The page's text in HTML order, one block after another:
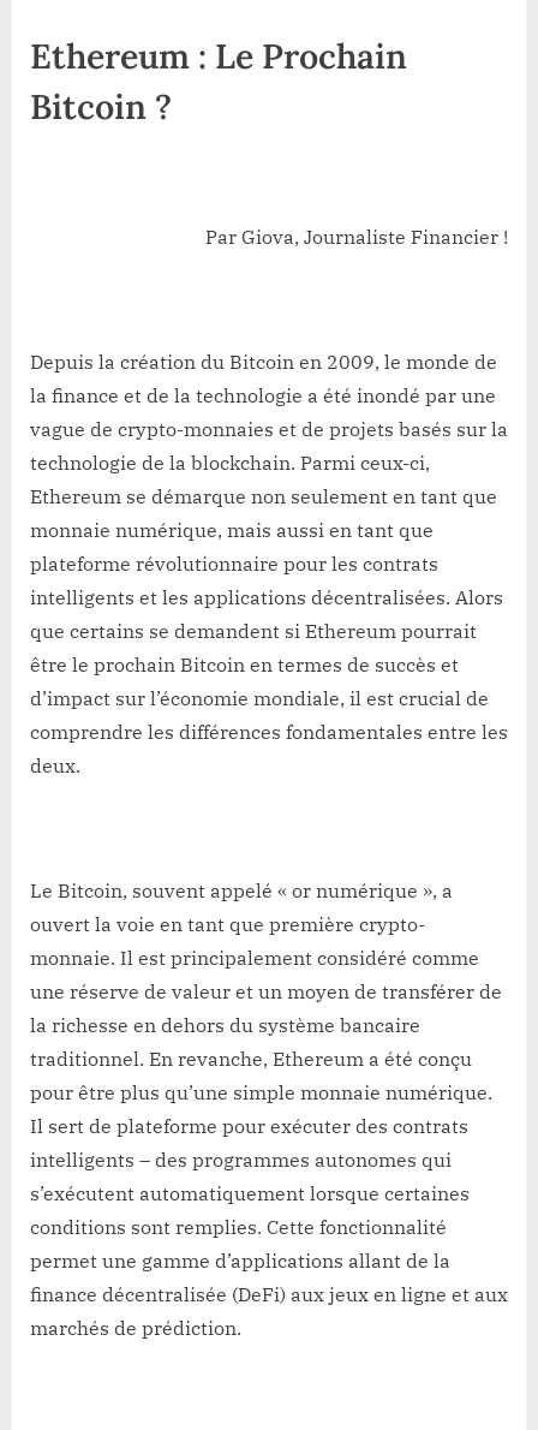
Ethereum : Le Prochain
Bitcoin ?
Par Giova, Journaliste Financier !
Depuis la création du Bitcoin en 2009, le monde de
la finance et de la technologie a été inondé par une
vague de crypto-monnaies et de projets basés sur la
technologie de la blockchain. Parmi ceux-ci,
Ethereum se démarque non seulement en tant que
monnaie numérique, mais aussi en tant que
plateforme révolutionnaire pour les contrats
intelligents et les applications décentralisées. Alors
que certains se demandent si Ethereum pourrait
être le prochain Bitcoin en termes de succès et
d’impact sur l’économie mondiale, il est crucial de
comprendre les différences fondamentales entre les
deux.
Le Bitcoin, souvent appelé « or numérique », a
ouvert la voie en tant que première crypto-
monnaie. Il est principalement considéré comme
une réserve de valeur et un moyen de transférer de
la richesse en dehors du système bancaire
traditionnel. En revanche, Ethereum a été conçu
pour être plus qu’une simple monnaie numérique.
Il sert de plateforme pour exécuter des contrats
intelligents – des programmes autonomes qui
s’exécutent automatiquement lorsque certaines
conditions sont remplies. Cette fonctionnalité
permet une gamme d’applications allant de la
finance décentralisée (DeFi) aux jeux en ligne et aux
marchés de prédiction.